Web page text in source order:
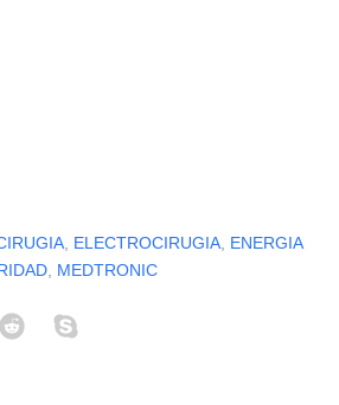
, ELECTROCIRUGIA, ENERGIA
, MEDTRONIC